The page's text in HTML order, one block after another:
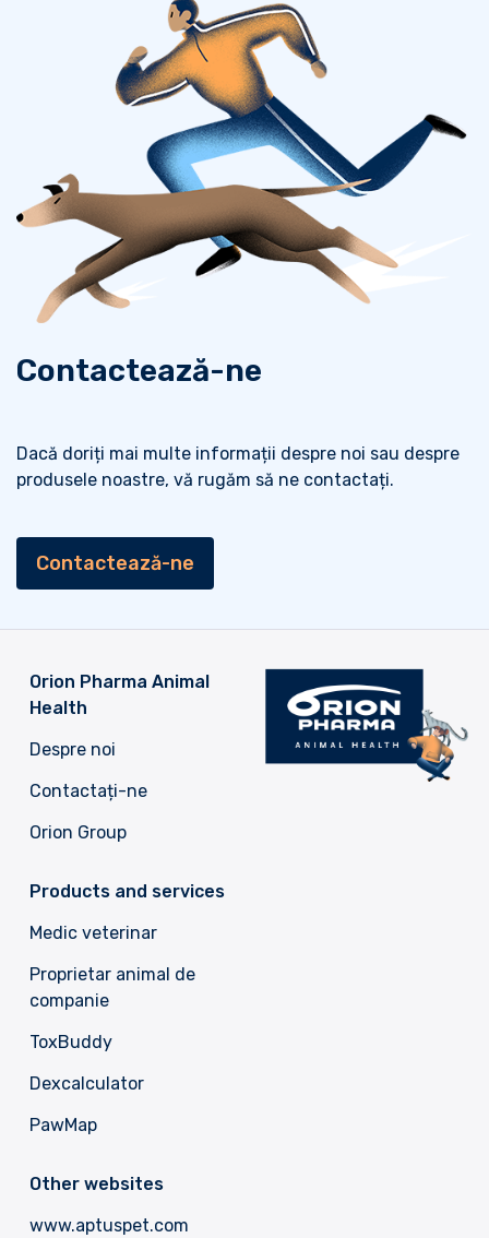
Contactează-ne
Dacă doriți mai multe informații despre noi sau despre
produsele noastre, vă rugăm să ne contactați.
Contactează-ne
Orion Pharma Animal
Health
Despre noi
Contactați-ne
Orion Group
Products and services
Medic veterinar
Proprietar animal de
companie
ToxBuddy
Dexcalculator
PawMap
Other websites
www.aptuspet.com